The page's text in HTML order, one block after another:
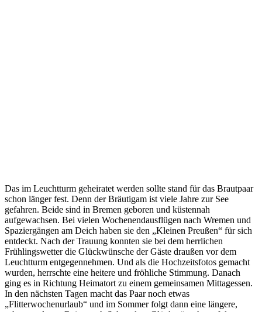
Das im Leuchtturm geheiratet werden sollte stand für das Brautpaar
schon länger fest. Denn der Bräutigam ist viele Jahre zur See
gefahren. Beide sind in Bremen geboren und küstennah
aufgewachsen. Bei vielen Wochenendausflügen nach Wremen und
Spaziergängen am Deich haben sie den „Kleinen Preußen“ für sich
entdeckt. Nach der Trauung konnten sie bei dem herrlichen
Frühlingswetter die Glückwünsche der Gäste draußen vor dem
Leuchtturm entgegennehmen. Und als die Hochzeitsfotos gemacht
wurden, herrschte eine heitere und fröhliche Stimmung. Danach
ging es in Richtung Heimatort zu einem gemeinsamen Mittagessen.
In den nächsten Tagen macht das Paar noch etwas
„Flitterwochenurlaub“ und im Sommer folgt dann eine längere,